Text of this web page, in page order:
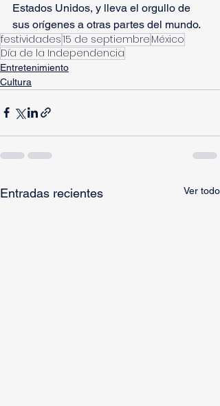
Estados Unidos, y lleva el orgullo de
sus orígenes a otras partes del mundo.
festividades15 de septiembre México
Día de la Independencia
Entretenimiento
Cultura
Entradas recientes Ver todo